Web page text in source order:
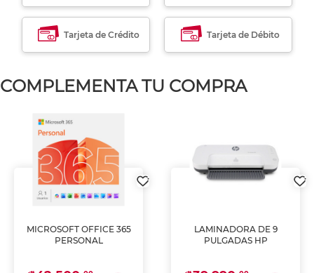
Tarjeta de Crédito Tarjeta de Débito
COMPLEMENTA TU COMPRA
MICROSOFT OFFICE 365
PERSONAL
LAMINADORA DE 9
PULGADAS HP